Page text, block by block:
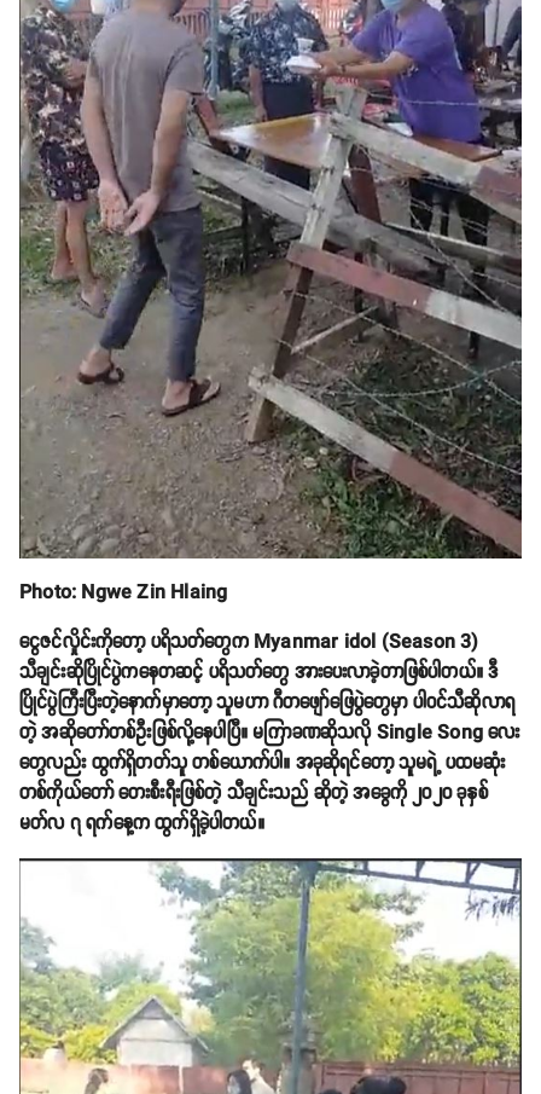
Photo: Ngwe Zin Hlaing
ငွေဇင်လှိုင်းကိုတော့ ပရိသတ်တွေက Myanmar idol (Season 3)
သီချင်းဆိုပြိုင်ပွဲကနေတဆင့် ပရိသတ်တွေ အားပေးလာခဲ့တာဖြစ်ပါတယ်။ ဒီ
ပြိုင်ပွဲကြီးပြီးတဲ့နောက်မှာတော့ သူမဟာ ဂီတဖျော်ဖြေပွဲတွေမှာ ပါဝင်သီဆိုလာရ
တဲ့ အဆိုတော်တစ်ဦးဖြစ်လို့နေပါပြီ။ မကြာခဏဆိုသလို Single Song လေး
တွေလည်း ထွက်ရှိတတ်သူ တစ်ယောက်ပါ။ အခုဆိုရင်တော့ သူမရဲ့ ပထမဆုံး
တစ်ကိုယ်တော် တေးစီးရီးဖြစ်တဲ့ သီချင်းသည် ဆိုတဲ့ အခွေကို ၂၀၂၀ ခုနှစ်
မတ်လ ၇ ရက်နေ့က ထွက်ရှိခဲ့ပါတယ်။